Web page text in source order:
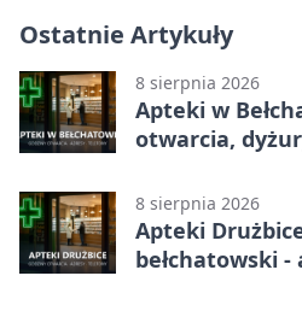
Ostatnie Artykuły
8 sierpnia 2026
Apteki w
otwarcia,
8 sierpnia 2026
Apteki
bełchatowski